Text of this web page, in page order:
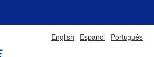
English Español Português